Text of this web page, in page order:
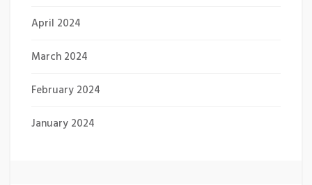
April 2024
March 2024
February 2024
January 2024